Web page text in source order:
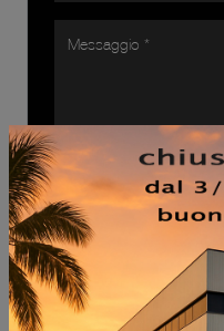
Ho preso visione